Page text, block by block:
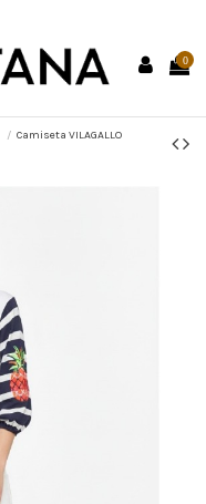
0
Camiseta VILAGALLO